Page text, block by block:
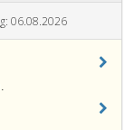
06.08.2026